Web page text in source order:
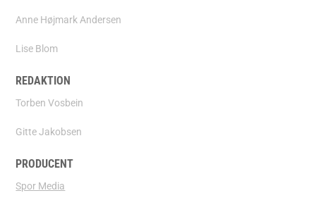
Anne Højmark Andersen
Lise Blom
REDAKTION
Torben Vosbein
Gitte Jakobsen
PRODUCENT
Spor Media